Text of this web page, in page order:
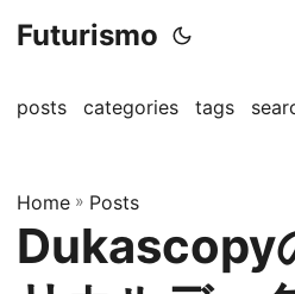
Futurismo
posts categories tags
Home » Posts
Dukascopy